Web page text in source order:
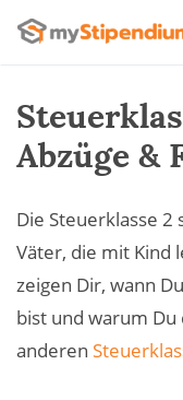
Abzüge &
Die Steuerklasse
Väter, die mit Kind
zeigen Dir, wann
bist und warum
anderen